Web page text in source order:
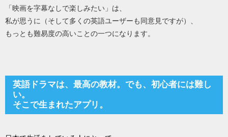
「映画を字幕なしで楽しみたい」は、
私が思うに（そして多くの英語ユーザーも同意見ですが）、
もっとも難易度の高いことの一つになります。
英語ドラマは、最高の教材。でも、初心者には難し
い。
そこで生まれたアプリ。